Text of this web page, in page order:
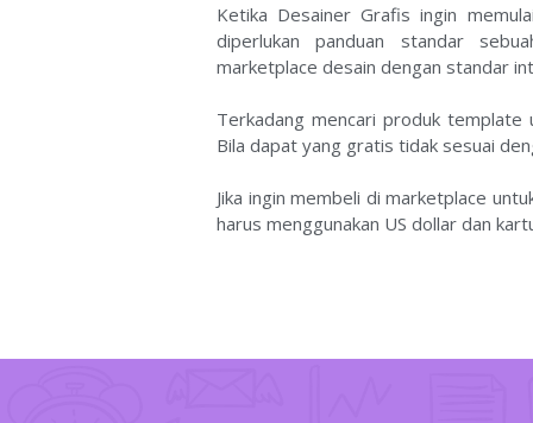
Ketika Desainer Grafis ingin
diperlukan panduan standar
marketplace desain dengan standar
Terkadang mencari produk template
Bila dapat yang gratis tidak sesuai
Jika ingin membeli di marketplace
harus menggunakan US dollar dan